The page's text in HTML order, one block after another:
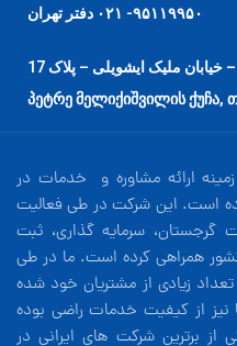
۹۵۱۱۹۹۵۰- ۰۲۱ دفتر تهران
ملیک ایشویلی – پلاک 17
ارائه مشاوره و خدمات در
از سال 2017 آغاز نموده است. این شرکت در طی فعالیت
گرجستان، سرمایه گذاری، ثبت
همراهی کرده است. ما در طی
زیادی از مشتریان خود شده
نیز از کیفیت خدمات راضی بوده
از برترین شرکت های ایرانی در